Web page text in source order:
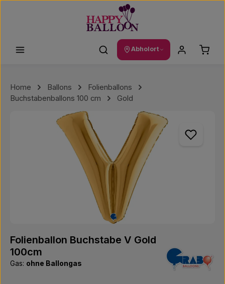
Abholort
Home Ballons
Folienballons
Buchstabenballons 100 cm
Gold
Bildergalerie überspringen
Folienballon Buchstabe V Gold
100cm
Gas: ohne Ballongas